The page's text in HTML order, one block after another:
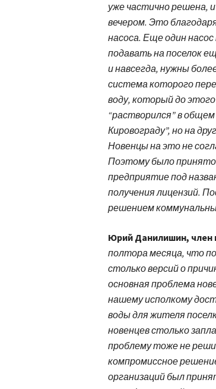
уже частично решена,
вечером. Это
насоса. Еще один
подавать на поселок
и навсегда, нужны
система которого
воду, который до
“растворился” в
Кировограду”, но на
Новенцы на это не
Поэтому было принято
предприятие под
получения лицензий.
решением
Юрий Данилишин, член
полтора месяца, что
столько версий о
основная проблема
нашему исполкому
воды для жителя
новенцев столько
проблему тоже не
компромиссное
организаций был